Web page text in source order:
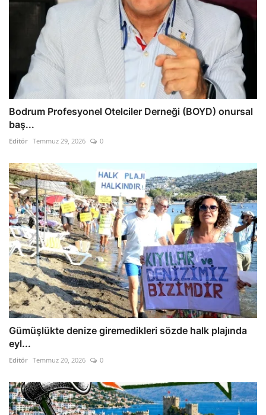
Bodrum Profesyonel Otelciler Derneği (BOYD) onursal
baş...
Editör Temmuz 29, 2026 0
Gümüşlükte denize giremedikleri sözde halk plajında
eyl...
Editör Temmuz 20, 2026 0